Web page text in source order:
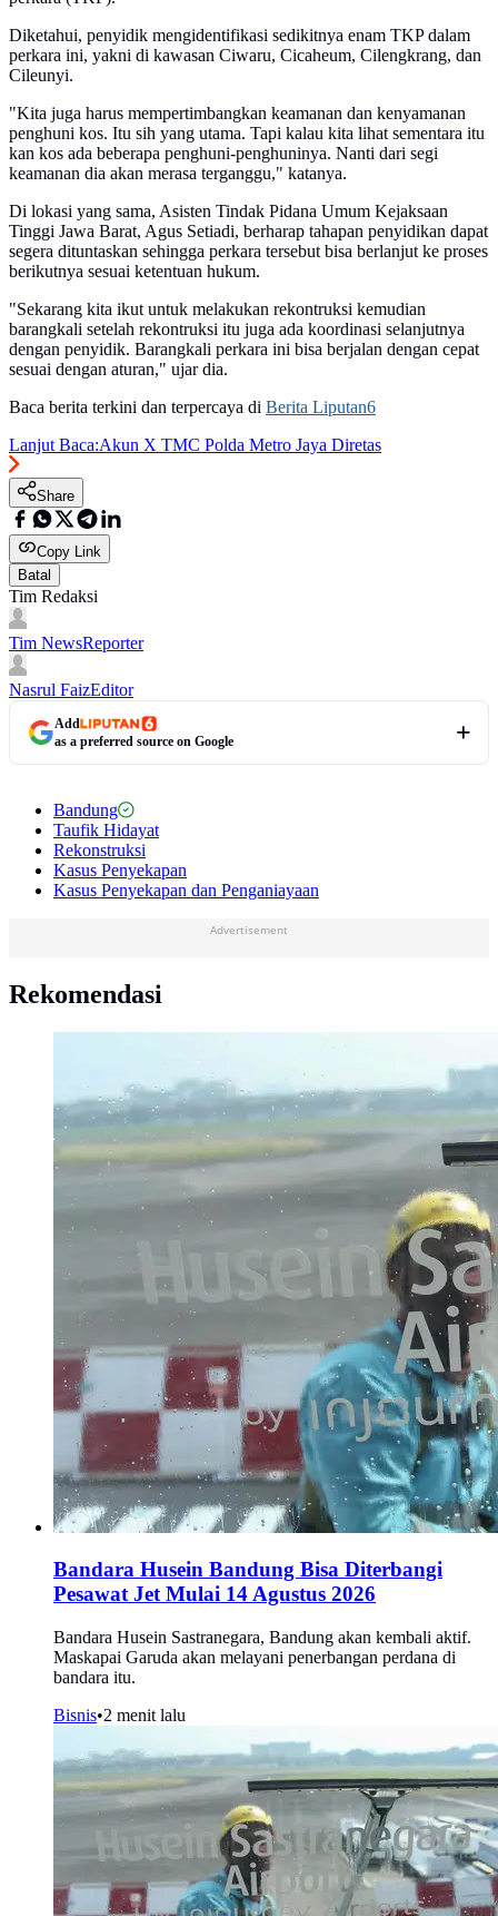
Diketahui, penyidik mengidentifikasi sedikitnya enam TKP dalam
perkara ini, yakni di kawasan Ciwaru, Cicaheum, Cilengkrang, dan
Cileunyi.
"Kita juga harus mempertimbangkan keamanan dan kenyamanan
penghuni kos. Itu sih yang utama. Tapi kalau kita lihat sementara itu
kan kos ada beberapa penghuni-penghuninya. Nanti dari segi
keamanan dia akan merasa terganggu," katanya.
Di lokasi yang sama, Asisten Tindak Pidana Umum Kejaksaan
Tinggi Jawa Barat, Agus Setiadi, berharap tahapan penyidikan dapat
segera dituntaskan sehingga perkara tersebut bisa berlanjut ke proses
berikutnya sesuai ketentuan hukum.
"Sekarang kita ikut untuk melakukan rekontruksi kemudian
barangkali setelah rekontruksi itu juga ada koordinasi selanjutnya
dengan penyidik. Barangkali perkara ini bisa berjalan dengan cepat
sesuai dengan aturan," ujar dia.
Baca berita terkini dan terpercaya di Berita Liputan6
Lanjut Baca:Akun X TMC Polda Metro Jaya Diretas
Share
Copy Link
Batal
Tim Redaksi
Tim NewsReporter
Nasrul FaizEditor
Add
as a preferred source on Google
Bandung
Taufik Hidayat
Rekonstruksi
Kasus Penyekapan
Kasus Penyekapan dan Penganiayaan
Advertisement
Rekomendasi
Bandara Husein Bandung Bisa Diterbangi
Pesawat Jet Mulai 14 Agustus 2026
Bandara Husein Sastranegara, Bandung akan kembali aktif.
Maskapai Garuda akan melayani penerbangan perdana di
bandara itu.
Bisnis•2 menit lalu